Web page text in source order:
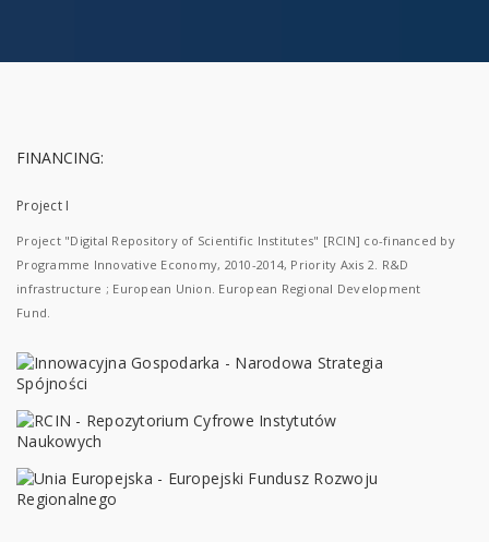
FINANCING:
Project I
Project "Digital Repository of Scientific Institutes" [RCIN] co-financed by
Programme Innovative Economy, 2010-2014, Priority Axis 2. R&D
infrastructure ; European Union. European Regional Development
Fund.